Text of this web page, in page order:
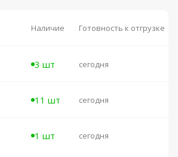
Наличие Готовность к отгрузке
3 шт сегодня
11 шт сегодня
1 шт сегодня